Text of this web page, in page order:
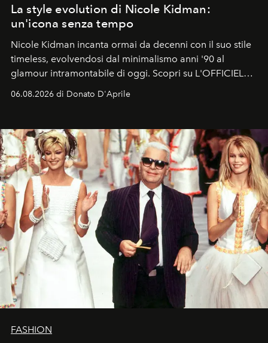
La style evolution di Nicole Kidman:
un'icona senza tempo
Nicole Kidman incanta ormai da decenni con il suo stile
timeless, evolvendosi dal minimalismo anni '90 al
glamour intramontabile di oggi. Scopri su L'OFFICIEL
Italia la sua style evolution.
06.08.2026 di Donato D'Aprile
FASHION